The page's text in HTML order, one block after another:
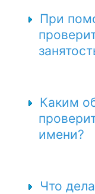
При
Каким
имени?
Что